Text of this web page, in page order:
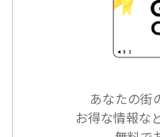
あなたの街
お得な情報な